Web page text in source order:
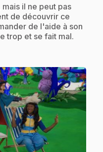
il ne peut pas
de découvrir ce
de l'aide à son
trop et se fait mal.